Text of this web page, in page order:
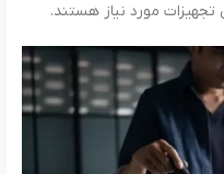
تجهیزات مورد نیاز هستند.